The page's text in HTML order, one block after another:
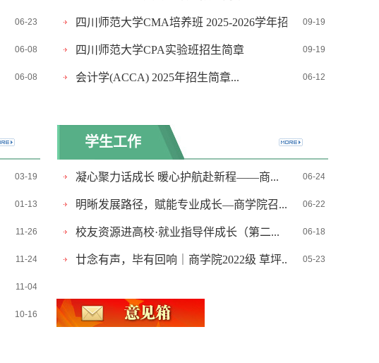
06-23
06-08
06-08
四川师范大学CMA培养班 2025-2026学年招... 09-19
四川师范大学CPA实验班招生简章 09-19
会计学(ACCA) 2025年招生简章... 06-12
03-19
01-13
11-26
11-24
11-04
10-16
学生工作
凝心聚力话成长 暖心护航赴新程——商... 06-24
明晰发展路径，赋能专业成长—商学院召... 06-22
校友资源进高校·就业指导伴成长（第二... 06-18
廿念有声，毕有回响｜商学院2022级 草坪... 05-23